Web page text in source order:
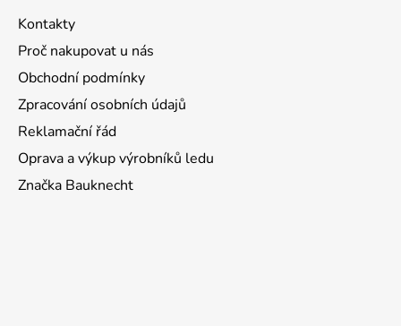
Kontakty
Proč nakupovat u nás
Obchodní podmínky
Zpracování osobních údajů
Reklamační řád
Oprava a výkup výrobníků ledu
Značka Bauknecht